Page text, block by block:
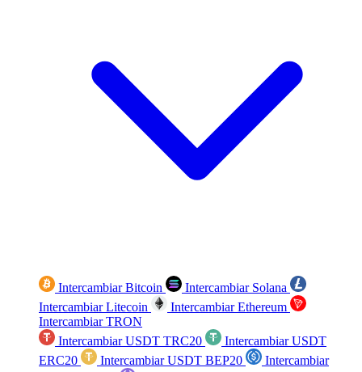
Intercambiar Bitcoin
Intercambiar Solana
Intercambiar Litecoin
Intercambiar Ethereum
Intercambiar TRON
Intercambiar USDT TRC20
Intercambiar USDT
ERC20
Intercambiar USDT BEP20
Intercambiar